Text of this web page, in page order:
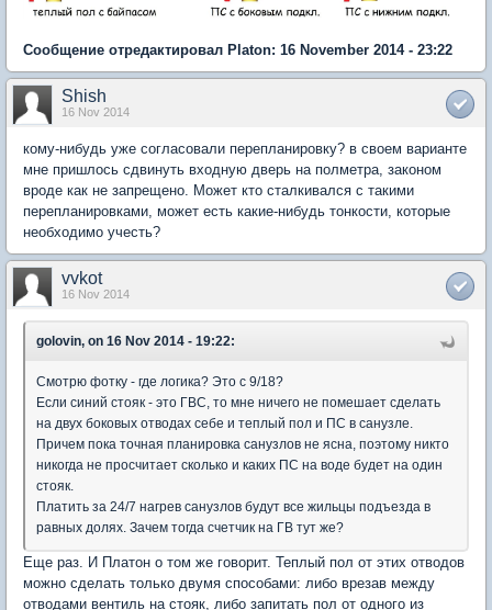
Сообщение отредактировал Platon: 16 November 2014 - 23:22
Shish
16 Nov 2014
кому-нибудь уже согласовали перепланировку? в своем варианте
мне пришлось сдвинуть входную дверь на полметра, законом
вроде как не запрещено. Может кто сталкивался с такими
перепланировками, может есть какие-нибудь тонкости, которые
необходимо учесть?
vvkot
16 Nov 2014
golovin, on 16 Nov 2014 - 19:22:
Смотрю фотку - где логика? Это с 9/18?
Если синий стояк - это ГВС, то мне ничего не помешает сделать
на двух боковых отводах себе и теплый пол и ПС в санузле.
Причем пока точная планировка санузлов не ясна, поэтому никто
никогда не просчитает сколько и каких ПС на воде будет на один
стояк.
Платить за 24/7 нагрев санузлов будут все жильцы подъезда в
равных долях. Зачем тогда счетчик на ГВ тут же?
Еще раз. И Платон о том же говорит. Теплый пол от этих отводов
можно сделать только двумя способами: либо врезав между
отводами вентиль на стояк, либо запитать пол от одного из